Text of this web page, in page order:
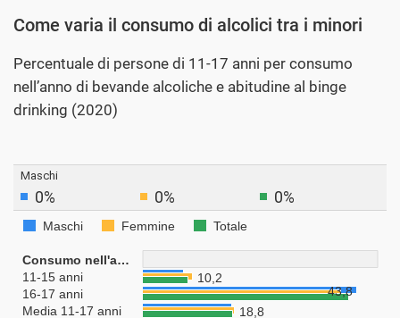
Come varia il consumo di alcolici tra i minori
Percentuale di persone di 11-17 anni per consumo
nell’anno di bevande alcoliche e abitudine al binge
drinking (2020)